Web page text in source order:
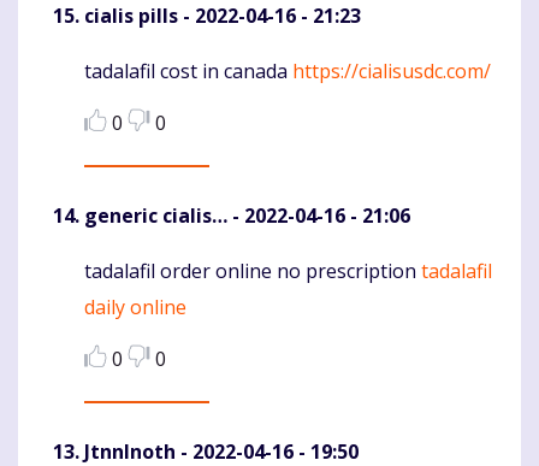
cialis pills - 2022-04-16 - 21:23
Komentaras
tadalafil cost in canada https://cialisusdc.com/
0
0
generic cialis… - 2022-04-16 - 21:06
Komentaras
tadalafil order online no prescription tadalafil
daily online
0
0
JtnnInoth - 2022-04-16 - 19:50